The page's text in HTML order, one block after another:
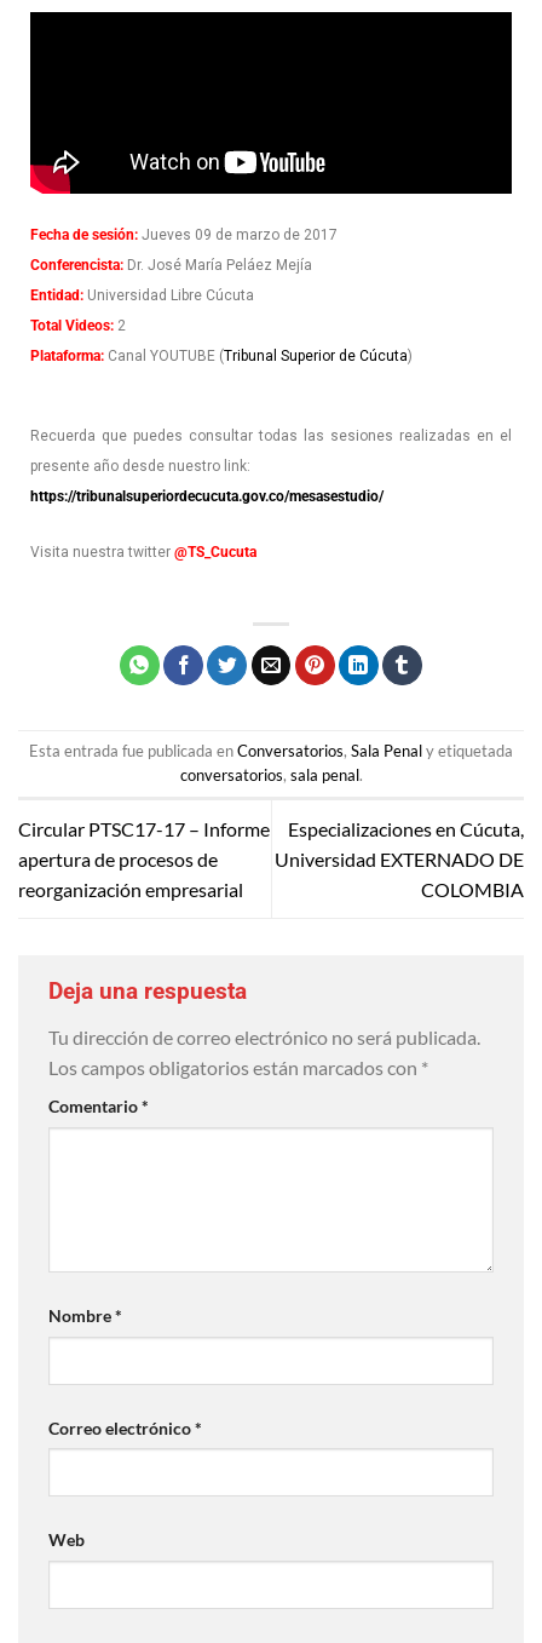
Fecha de sesión: Jueves 09 de marzo de 2017
Conferencista: Dr. José María Peláez Mejía
Entidad: Universidad Libre Cúcuta
Total Videos: 2
Plataforma: Canal YOUTUBE (Tribunal Superior de Cúcuta)
Recuerda que puedes consultar todas las sesiones realizadas en el
presente año desde nuestro link:
https://tribunalsuperiordecucuta.gov.co/mesasestudio/
Visita nuestra twitter @TS_Cucuta
Esta entrada fue publicada enConversatorios, Sala Penaly etiquetada
conversatorios, sala penal.
Circular PTSC17-17 – Informe
apertura de procesos de
reorganización empresarial
Especializaciones en Cúcuta,
Universidad EXTERNADO DE
COLOMBIA
Deja una respuesta
Tu dirección de correo electrónico no será publicada.
Los campos obligatorios están marcados con *
Comentario*
Nombre*
Correo electrónico*
Web